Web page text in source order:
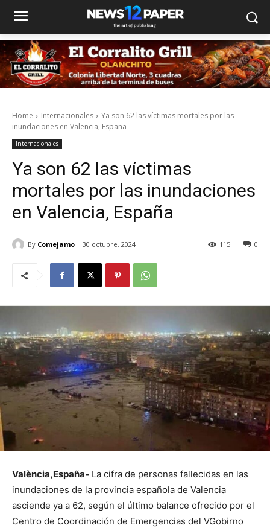
Home Internacionales
Ya son 62 las víctimas mortales por las
inundaciones en Valencia, España
Internacionales
Ya son 62 las víctimas
mortales por las inundaciones
en Valencia, España
By Comejamo 30 octubre, 2024 0
115
València,España- La cifra de personas fallecidas en las
inundaciones de la provincia española de Valencia
asciende ya a 62, según el último balance ofrecido por el
Centro de Coordinación de Emergencias del VGobirno